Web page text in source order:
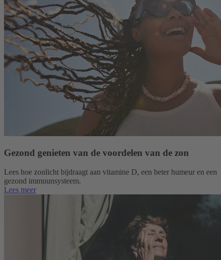
Gezond genieten van de voordelen van de zon
Lees hoe zonlicht bijdraagt aan vitamine D, een beter humeur en een
gezond immuunsysteem.
Lees meer